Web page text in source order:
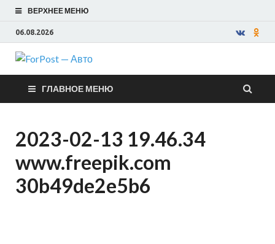
ВЕРХНЕЕ МЕНЮ
06.08.2026
ForPost —
Авто
ГЛАВНОЕ МЕНЮ
2023-02-13 19.46.34
www.freepik.com
30b49de2e5b6